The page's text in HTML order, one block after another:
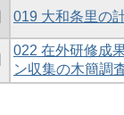
019 大和条里の
022 在外研修成
ン収集の木簡調